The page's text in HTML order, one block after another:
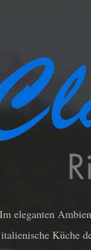
Im eleganten
Küche